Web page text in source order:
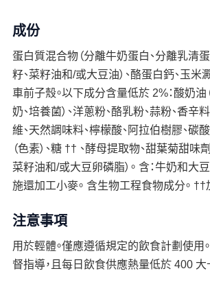
成份
蛋白質混合物（分離牛奶蛋白、分離乳清蛋
籽、菜籽油和/或大豆油）、酪蛋白鈣、玉米
車前子殼。以下成分含量低於 2%：酸奶油
奶、培養菌）、洋蔥粉、酪乳粉、蒜粉、香辛
維、天然調味料、檸檬酸、阿拉伯樹膠、碳
（色素）、糖 †† 、酵母提取物、甜葉菊甜味
菜籽油和/或大豆卵磷脂）。 含：牛奶和大
施還加工小麥。 含生物工程食物成分。 ††
注意事項
用於輕體。僅應遵循規定的飲食計劃使用
督指導，且每日飲食供應熱量低於 400 大